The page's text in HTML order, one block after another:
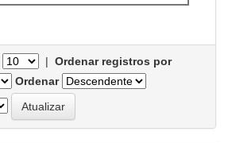
| Ordenar registros por
Ordenar